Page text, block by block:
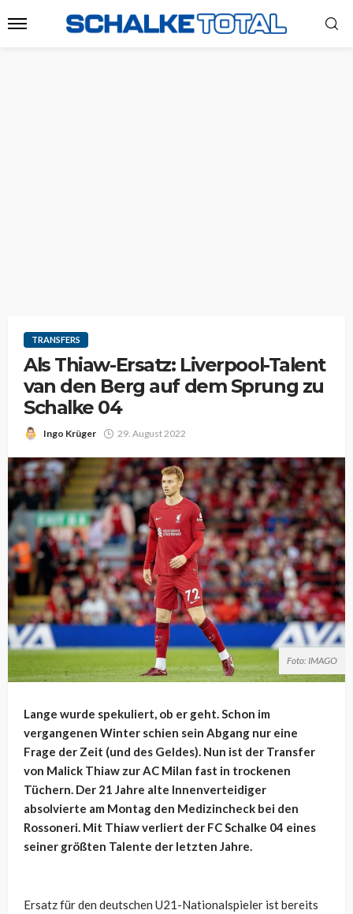
TRANSFERS
Als Thiaw-Ersatz: Liverpool-Talent
van den Berg auf dem Sprung zu
Schalke 04
Ingo Krüger 29. August 2022
Foto: IMAGO
Lange wurde spekuliert, ob er geht. Schon im
vergangenen Winter schien sein Abgang nur eine
Frage der Zeit (und des Geldes). Nun ist der Transfer
von Malick Thiaw zur AC Milan fast in trockenen
Tüchern. Der 21 Jahre alte Innenverteidiger
absolvierte am Montag den Medizincheck bei den
Rossoneri. Mit Thiaw verliert der FC Schalke 04 eines
seiner größten Talente der letzten Jahre.
Ersatz für den deutschen U21-Nationalspieler ist bereits